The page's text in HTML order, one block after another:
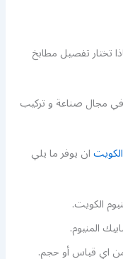
تختار تفصيل مطابخ
في مجال صناعة و تركيب
ان يوفر ما يلي
الكويت.
المنيوم.
من اي قياس أو حجم.